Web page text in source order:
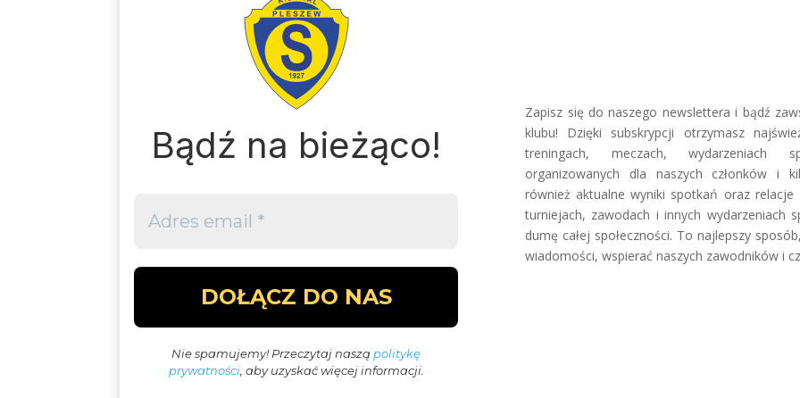
Bądź na bieżąco!
Nie spamujemy! Przeczytaj naszą politykę
prywatności, aby uzyskać więcej informacji.
Zapisz się do naszego newslettera i bądź
klubu! Dzięki subskrypcji otrzymasz
treningach, meczach, wydarzeniach
organizowanych dla naszych członków i
również aktualne wyniki spotkań oraz relacje
turniejach, zawodach i innych wydarzeniach
dumę całej społeczności. To najlepszy
wiadomości, wspierać naszych zawodników i